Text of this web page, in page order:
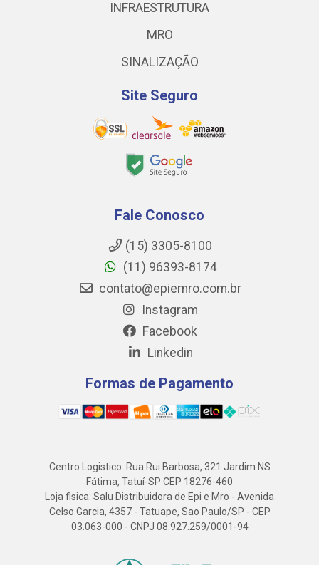
INFRAESTRUTURA
MRO
SINALIZAÇÃO
Site Seguro
Fale Conosco
(15) 3305-8100
(11) 96393-8174
contato@epiemro.com.br
Instagram
Facebook
Linkedin
Formas de Pagamento
Centro Logistico: Rua Rui Barbosa, 321 Jardim NS
Fátima, Tatuí-SP CEP 18276-460
Loja fisica: Salu Distribuidora de Epi e Mro - Avenida
Celso Garcia, 4357 - Tatuape, Sao Paulo/SP - CEP
03.063-000 - CNPJ 08.927.259/0001-94